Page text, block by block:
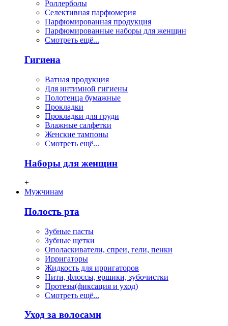
Роллерболы
Селективная парфюмерия
Парфюмированная продукция
Парфюмированные наборы для женщин
Смотреть ещё...
Гигиена
Ватная продукция
Для интимной гигиены
Полотенца бумажные
Прокладки
Прокладки для груди
Влажные салфетки
Женские тампоны
Смотреть ещё...
Наборы для женщин
+
Мужчинам
Полость рта
Зубные пасты
Зубные щетки
Ополаскиватели, спреи, гели, пенки
Ирригаторы
Жидкость для ирригаторов
Нити, флосcы, ершики, зубочистки
Протезы(фиксация и уход)
Смотреть ещё...
Уход за волосами